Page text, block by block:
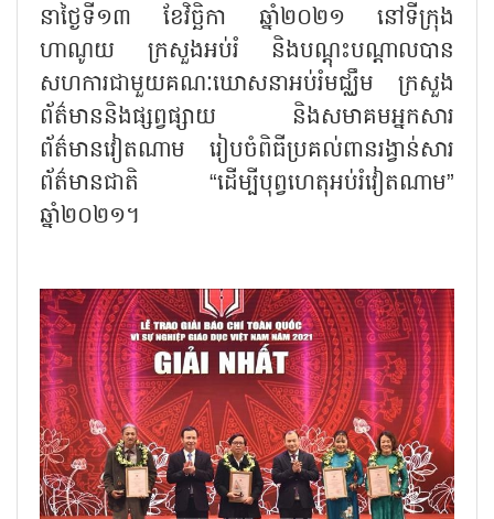
នាថ្ងៃទី១៣ ខែវិច្ឆិកា ឆ្នាំ២០២១ នៅទីក្រុង
ហាណូយ ក្រសួងអប់រំ និងបណ្តុះបណ្តាលបាន
សហការជាមួយគណៈឃោសនាអប់រំមជ្ឈឹម ក្រសួង
ព័ត៌មាននិងផ្សព្វផ្សាយ និងសមាគមអ្នកសារ
ព័ត៌មានវៀតណាម រៀបចំពិធីប្រគល់ពានរង្វាន់សារ
ព័ត៌មានជាតិ “ដើម្បីបុព្វហេតុអប់រំវៀតណាម”
ឆ្នាំ២០២១។